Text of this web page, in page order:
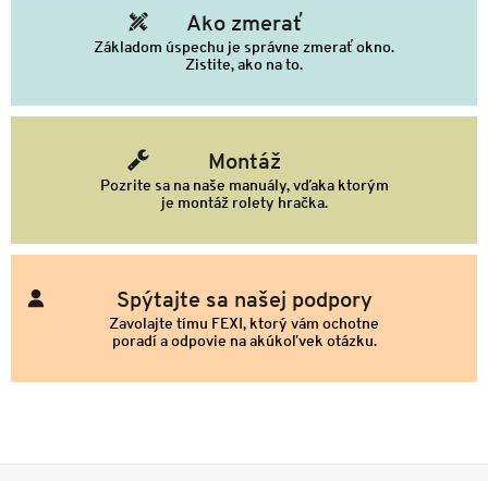
Ako zmerať
Základom úspechu je správne zmerať okno.
Zistite, ako na to.
Montáž
Pozrite sa na naše manuály, vďaka ktorým
je montáž rolety hračka.
Spýtajte sa našej podpory
Zavolajte tímu FEXI, ktorý vám ochotne
poradí a odpovie na akúkoľvek otázku.